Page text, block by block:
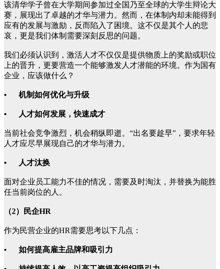
该清华学子曾在大学期间参加过全国乃至全球的大学生辩论大
赛，展现出了卓越的才华与潜力。然而，在体制内却未能得到
应有的发展与激励，反而陷入了困境。这不仅是其个人的悲
哀，更是我们体制需要深刻反思的问题。
我们必须认识到，激活人才不仅仅是提供物质上的奖励或职位
上的晋升，更要营造一个能够激发人才潜能的环境。作为国有
企业，应该做什么？
• 机制如何优化与升级
• 人才如何发展，快速成才
当前社会竞争激烈，机会稍纵即逝。“出名要趁早”，要求年轻
人才应尽早展现自己的才华与潜力。
• 人才汰换
面对企业员工能力不佳的情况，需要及时淘汰，并替换为能胜
任当前岗位的人。
（2）民企HR
作为民营企业的HR需要思考以下几点：
• 如何提高雇主品牌和吸引力